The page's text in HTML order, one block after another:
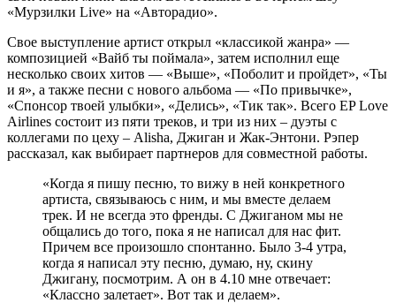
«Мурзилки Live» на «Авторадио».
Свое выступление артист открыл «классикой жанра» —
композицией «Вайб ты поймала», затем исполнил еще
несколько своих хитов — «Выше», «Поболит и пройдет», «Ты
и я», а также песни с нового альбома — «По привычке»,
«Спонсор твоей улыбки», «Делись», «Тик так». Всего EP Love
Airlines состоит из пяти треков, и три из них – дуэты с
коллегами по цеху – Alisha, Джиган и Жак-Энтони. Рэпер
рассказал, как выбирает партнеров для совместной работы.
«Когда я пишу песню, то вижу в ней конкретного
артиста, связываюсь с ним, и мы вместе делаем
трек. И не всегда это френды. С Джиганом мы не
общались до того, пока я не написал для нас фит.
Причем все произошло спонтанно. Было 3-4 утра,
когда я написал эту песню, думаю, ну, скину
Джигану, посмотрим. А он в 4.10 мне отвечает:
«Классно залетает». Вот так и делаем».